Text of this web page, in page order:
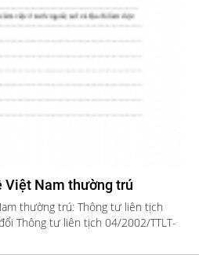
Việt Nam thường trú
thường trú: Thông tư liên tịch
Thông tư liên tịch 04/2002/TTLT-